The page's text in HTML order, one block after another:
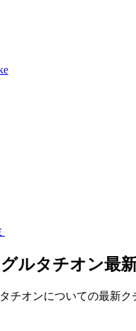
ルタチオン最
チオンについての最新